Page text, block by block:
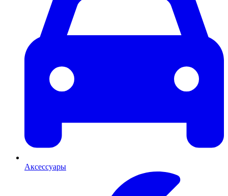
Аксессуары